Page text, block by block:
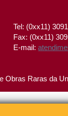
Tel: (0xx11)
Fax: (0xx11)
E-mail:
Obras Raras da